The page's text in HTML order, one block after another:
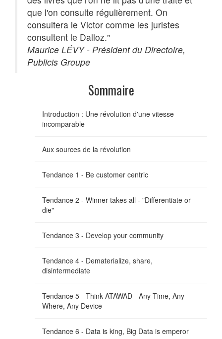
que l'on consulte régulièrement. On
consultera le Victor comme les juristes
consultent le Dalloz."
Maurice LÉVY - Président du Directoire,
Publicis Groupe
Sommaire
Introduction : Une révolution d'une vitesse
incomparable
Aux sources de la révolution
Tendance 1 - Be customer centric
Tendance 2 - Winner takes all - "Differentiate or
die"
Tendance 3 - Develop your community
Tendance 4 - Dematerialize, share,
disintermediate
Tendance 5 - Think ATAWAD - Any Time, Any
Where, Any Device
Tendance 6 - Data is king, Big Data is emperor